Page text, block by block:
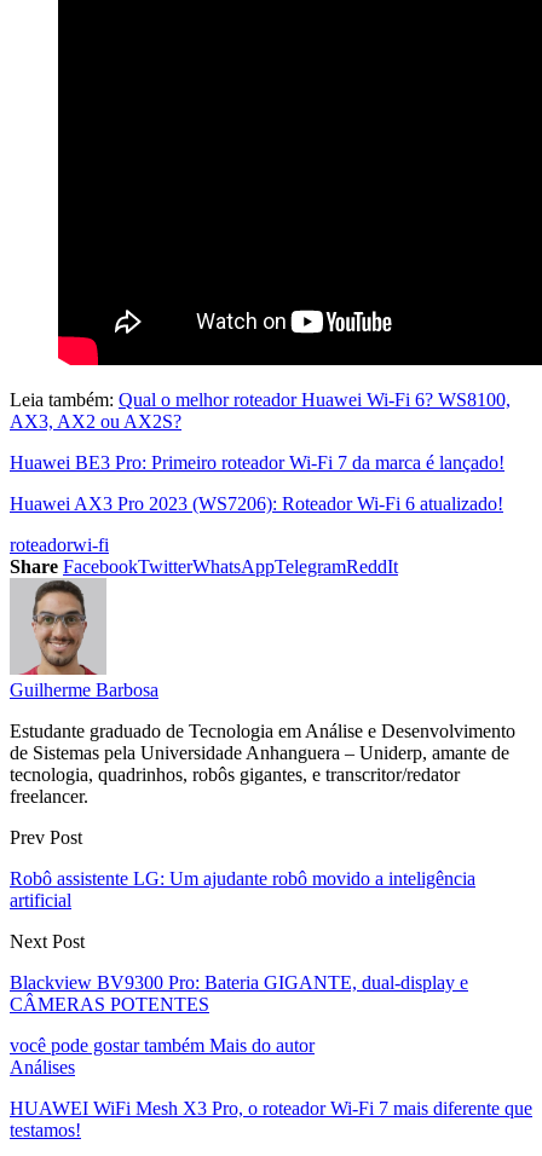
Leia também: Qual o melhor roteador Huawei Wi-Fi 6? WS8100,
AX3, AX2 ou AX2S?
Huawei BE3 Pro: Primeiro roteador Wi-Fi 7 da marca é lançado!
Huawei AX3 Pro 2023 (WS7206): Roteador Wi-Fi 6 atualizado!
roteadorwi-fi
Share FacebookTwitterWhatsAppTelegramReddIt
Guilherme Barbosa
Estudante graduado de Tecnologia em Análise e Desenvolvimento
de Sistemas pela Universidade Anhanguera – Uniderp, amante de
tecnologia, quadrinhos, robôs gigantes, e transcritor/redator
freelancer.
Prev Post
Robô assistente LG: Um ajudante robô movido a inteligência
artificial
Next Post
Blackview BV9300 Pro: Bateria GIGANTE, dual-display e
CÂMERAS POTENTES
você pode gostar também Mais do autor
Análises
HUAWEI WiFi Mesh X3 Pro, o roteador Wi-Fi 7 mais diferente que
testamos!